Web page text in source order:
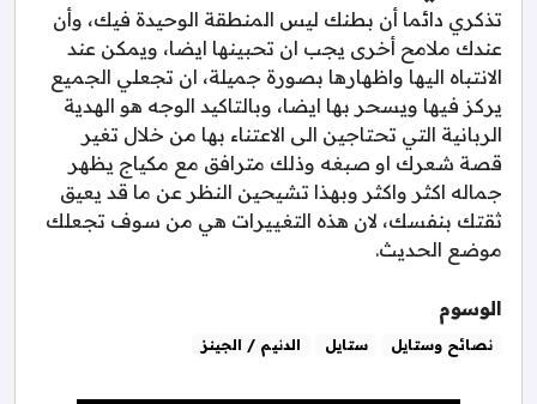
تذكري دائما أن بطنك ليس المنطقة الوحيدة فيك، وأن
عندك ملامح أخرى يجب ان تحبينها ايضا، ويمكن عند
الانتباه اليها واظهارها بصورة جميلة، ان تجعلي الجميع
يركز فيها ويسحر بها ايضا، وبالتاكيد الوجه هو الهدية
الربانية التي تحتاجين الى الاعتناء بها من خلال تغير
قصة شعرك او صبغه وذلك مترافق مع مكياج يظهر
جماله اكثر واكثر وبهذا تشيحين النظر عن ما قد يعيق
ثقتك بنفسك، لان هذه التغييرات هي من سوف تجعلك
موضع الحديث.
الوسوم
نصائح وستايل ستايل الدنيم / الجينز